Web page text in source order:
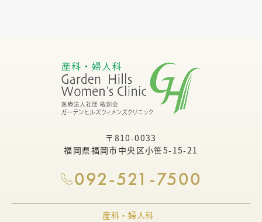
〒810-0033
福岡県福岡市中央区小笹5-15-21
092-521-7500
産科・婦人科